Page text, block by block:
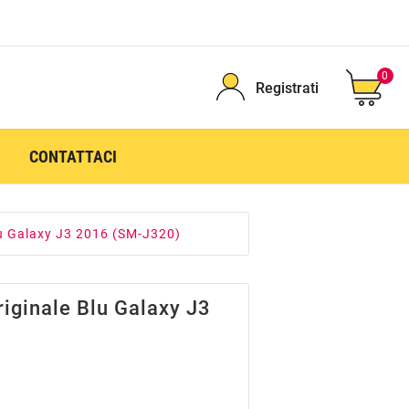
Registrati
0
CONTATTACI
Galaxy J3 2016 (SM-J320)
Blu Galaxy J3